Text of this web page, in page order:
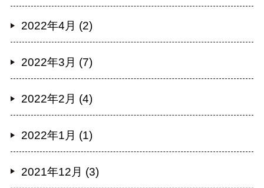
2022年4月 (2)
2022年3月 (7)
2022年2月 (4)
2022年1月 (1)
2021年12月 (3)